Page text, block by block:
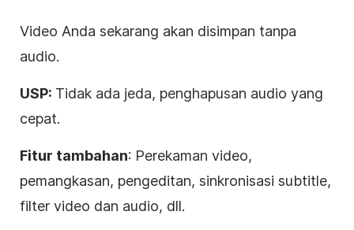
Video Anda sekarang akan disimpan tanpa
audio.
USP: Tidak ada jeda, penghapusan audio yang
cepat.
Fitur tambahan: Perekaman video,
pemangkasan, pengeditan, sinkronisasi subtitle,
filter video dan audio, dll.